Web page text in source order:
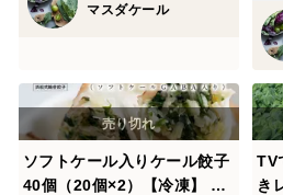
マスダケール
ソフトケール入りケール餃子
40個（20個×2）【冷凍】 国
TV
き